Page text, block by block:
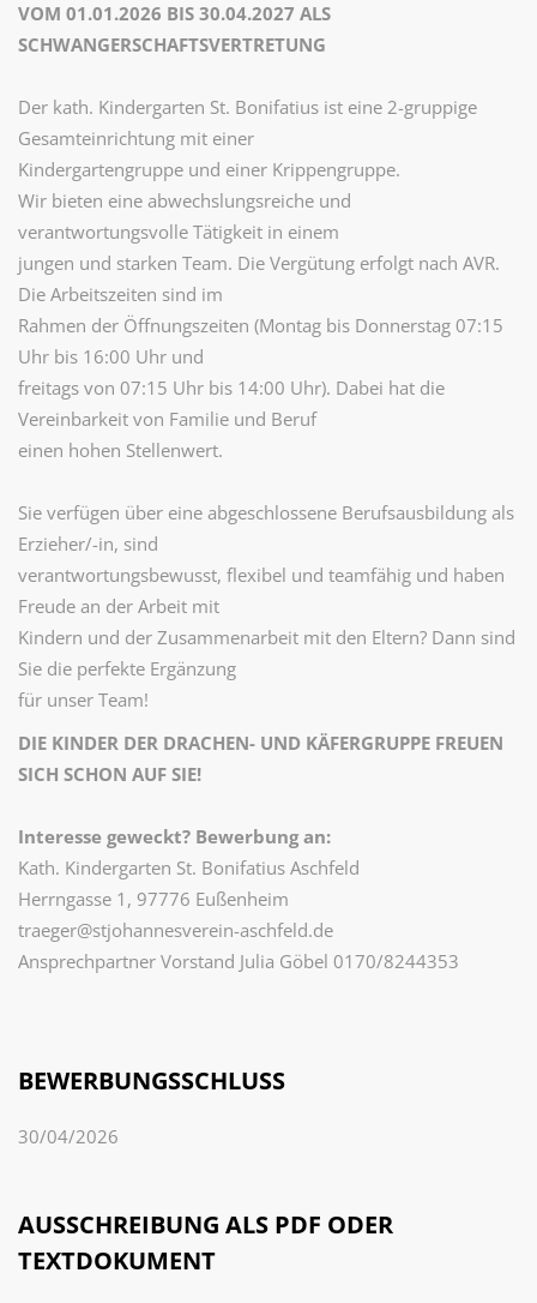
VOM 01.01.2026 BIS 30.04.2027 ALS
SCHWANGERSCHAFTSVERTRETUNG
Der kath. Kindergarten St. Bonifatius ist eine 2-gruppige
Gesamteinrichtung mit einer
Kindergartengruppe und einer Krippengruppe.
Wir bieten eine abwechslungsreiche und
verantwortungsvolle Tätigkeit in einem
jungen und starken Team. Die Vergütung erfolgt nach AVR.
Die Arbeitszeiten sind im
Rahmen der Öffnungszeiten (Montag bis Donnerstag 07:15
Uhr bis 16:00 Uhr und
freitags von 07:15 Uhr bis 14:00 Uhr). Dabei hat die
Vereinbarkeit von Familie und Beruf
einen hohen Stellenwert.
Sie verfügen über eine abgeschlossene Berufsausbildung als
Erzieher/-in, sind
verantwortungsbewusst, flexibel und teamfähig und haben
Freude an der Arbeit mit
Kindern und der Zusammenarbeit mit den Eltern? Dann sind
Sie die perfekte Ergänzung
für unser Team!
DIE KINDER DER DRACHEN- UND KÄFERGRUPPE FREUEN
SICH SCHON AUF SIE!
Interesse geweckt? Bewerbung an:
Kath. Kindergarten St. Bonifatius Aschfeld
Herrngasse 1, 97776 Eußenheim
traeger@stjohannesverein-aschfeld.de
Ansprechpartner Vorstand Julia Göbel 0170/8244353
BEWERBUNGSSCHLUSS
30/04/2026
AUSSCHREIBUNG ALS PDF ODER
TEXTDOKUMENT